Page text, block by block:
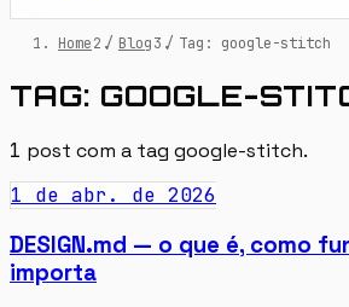
Home / Blog / Tag: google-stitch
TAG: GOOGLE-
1 post com a tag google-stitch.
1 de abr. de 2026
DESIGN.md — o que é, como
importa